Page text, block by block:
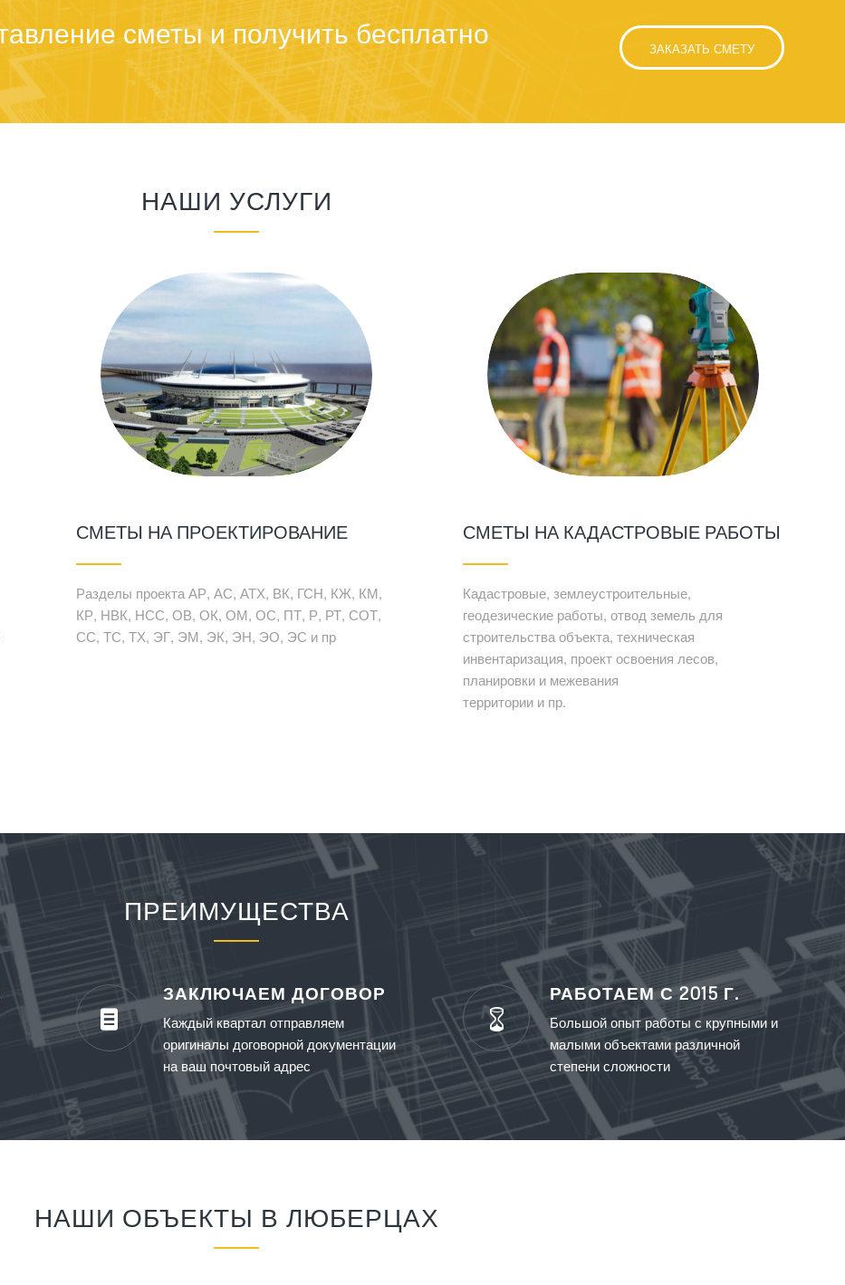
сметы и получить бесплатно
ЗАКАЗАТЬ СМЕТУ
НАШИ УСЛУГИ
СМЕТЫ НА ПРОЕКТИРОВАНИЕ
Разделы проекта АР, АС, АТХ, ВК, ГСН, КЖ, КМ,
КР, НВК, НСС, ОВ, ОК, ОМ, ОС, ПТ, Р, РТ, СОТ,
СС, ТС, ТХ, ЭГ, ЭМ, ЭК, ЭН, ЭО, ЭС и пр
СМЕТЫ НА КАДАСТРОВЫЕ РАБОТЫ
Кадастровые, землеустроительные,
геодезические работы, отвод земель для
строительства объекта, техническая
инвентаризация, проект освоения лесов,
планировки и межевания
территории и пр.
ПРЕИМУЩЕСТВА
ЗАКЛЮЧАЕМ ДОГОВОР
Каждый квартал отправляем
оригиналы договорной документации
на ваш почтовый адрес
РАБОТАЕМ С 2015 Г.
Большой опыт работы с крупными и
малыми объектами различной
степени сложности
НАШИ ОБЪЕКТЫ В ЛЮБЕРЦАХ